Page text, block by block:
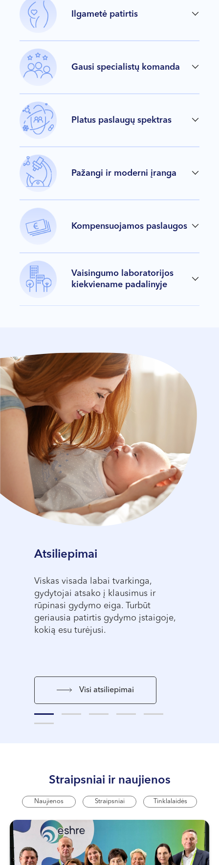
Ilgametė patirtis
Gausi specialistų komanda
Platus paslaugų spektras
Pažangi ir moderni įranga
Kompensuojamos paslaugos
Vaisingumo laboratorijos
kiekviename padalinyje
Atsiliepimai
Viskas visada labai tvarkinga,
gydytojai atsako į klausimus ir
rūpinasi gydymo eiga. Turbūt
geriausia patirtis gydymo įstaigoje,
kokią esu turėjusi.
Visi atsiliepimai
Straipsniai ir naujienos
Naujienos Straipsniai Tinklalaidės